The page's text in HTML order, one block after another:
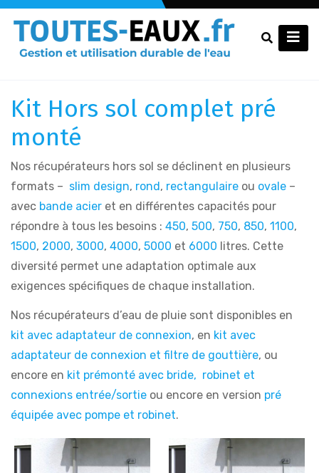
Kit Hors sol complet pré
monté
Nos récupérateurs hors sol se déclinent en plusieurs
formats – slim design, rond, rectangulaire ou ovale –
avec bande acier et en différentes capacités pour
répondre à tous les besoins : 450, 500, 750, 850, 1100,
1500, 2000, 3000, 4000, 5000 et 6000 litres. Cette
diversité permet une adaptation optimale aux
exigences spécifiques de chaque installation.
Nos récupérateurs d’eau de pluie sont disponibles en
kit avec adaptateur de connexion, en kit avec
adaptateur de connexion et filtre de gouttière, ou
encore en kit prémonté avec bride, robinet et
connexions entrée/sortie ou encore en version pré
équipée avec pompe et robinet.